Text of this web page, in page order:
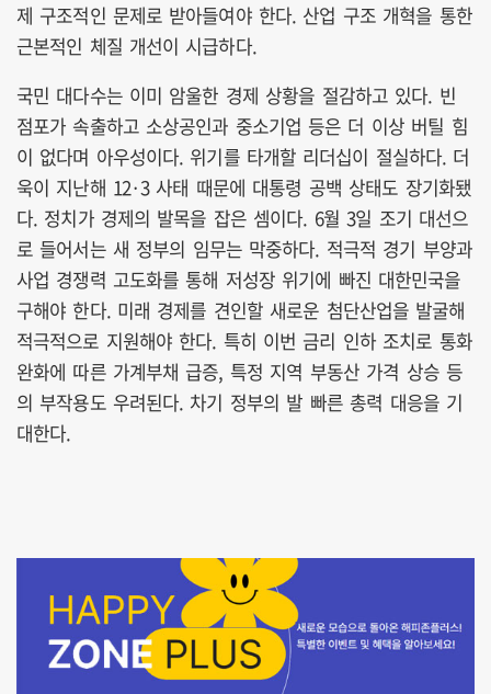
제 구조적인 문제로 받아들여야 한다. 산업 구조 개혁을 통한
근본적인 체질 개선이 시급하다.
국민 대다수는 이미 암울한 경제 상황을 절감하고 있다. 빈
점포가 속출하고 소상공인과 중소기업 등은 더 이상 버틸 힘
이 없다며 아우성이다. 위기를 타개할 리더십이 절실하다. 더
욱이 지난해 12·3 사태 때문에 대통령 공백 상태도 장기화됐
다. 정치가 경제의 발목을 잡은 셈이다. 6월 3일 조기 대선으
로 들어서는 새 정부의 임무는 막중하다. 적극적 경기 부양과
사업 경쟁력 고도화를 통해 저성장 위기에 빠진 대한민국을
구해야 한다. 미래 경제를 견인할 새로운 첨단산업을 발굴해
적극적으로 지원해야 한다. 특히 이번 금리 인하 조치로 통화
완화에 따른 가계부채 급증, 특정 지역 부동산 가격 상승 등
의 부작용도 우려된다. 차기 정부의 발 빠른 총력 대응을 기
대한다.